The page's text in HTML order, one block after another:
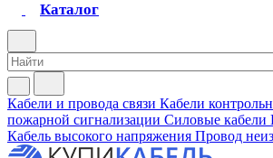
Каталог
Кабели и провода связи Кабели
пожарной сигнализации Силовые кабели
Кабель высокого напряжения Провод